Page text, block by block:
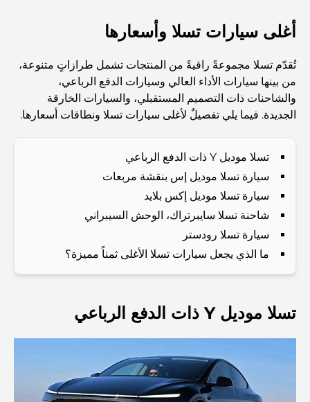
Top 7 Busiest Airports in the World: Hub of Global
Travel
Abu Dhabi vs Dubai: A Practical Comparison for
Investors and Residents
أشياء يمكنك القيام بها في دبي خلال فصل الصيف: دليلك الأمثل
للتغلب على الحرارة
أفضل الهدايا الفاخرة للرجال: أفكار هدايا مميزة وخالدة
Best Hotels in Business Bay, Dubai: Your Ultimate
المدارس القريبة من نخلة جميرا: دليل شامل للعائلات
Dubai Vision 2040 - Green Living, Scenic Routes
and a Smarter Metro Network
أغلى سيارات تسلا وأسعارها
تُقدّم تسلا مجموعةً راقيةً من المنتجات تشمل طرازاتٍ متنوعة،
من بينها سيارات الأداء العالي وسيارات الدفع الرباعي،
والشاحنات ذات التصميم المستقبلي، والسيارات الخارقة
الجديدة. فيما يلي تفصيلٌ لأغلى سيارات تسلا ونطاقات أسعارها.
تسلا موديل Y ذات الدفع الرباعي
سيارة تسلا موديل إس بنقشة مربعات
سيارة تسلا موديل إكس بلايد
شاحنة تسلا سايبرتراك، الوحش السيبراني
سيارة تسلا رودستر
ما الذي يجعل سيارات تسلا الأغلى ثمناً مميزة؟
تسلا موديل Y ذات الدفع الرباعي